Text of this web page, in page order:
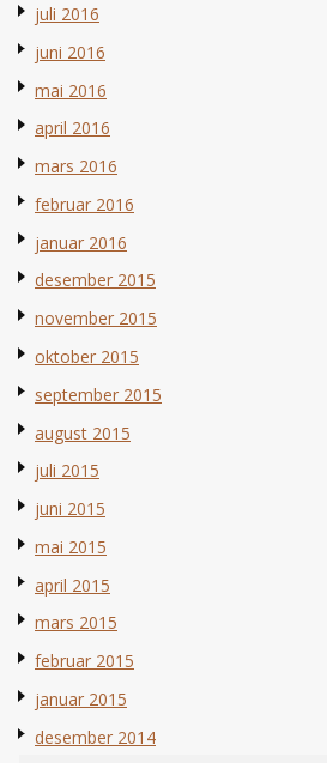
juli 2016
juni 2016
mai 2016
april 2016
mars 2016
februar 2016
januar 2016
desember 2015
november 2015
oktober 2015
september 2015
august 2015
juli 2015
juni 2015
mai 2015
april 2015
mars 2015
februar 2015
januar 2015
desember 2014